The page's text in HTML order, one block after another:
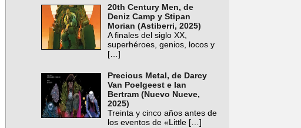
20th Century Men, de
Deniz Camp y Stipan
Morian (Astiberri, 2025)
A finales del siglo XX,
superhéroes, genios, locos y
[…]
Precious Metal, de Darcy
Van Poelgeest e Ian
Bertram (Nuevo Nueve,
2025)
Treinta y cinco años antes de
los eventos de «Little […]